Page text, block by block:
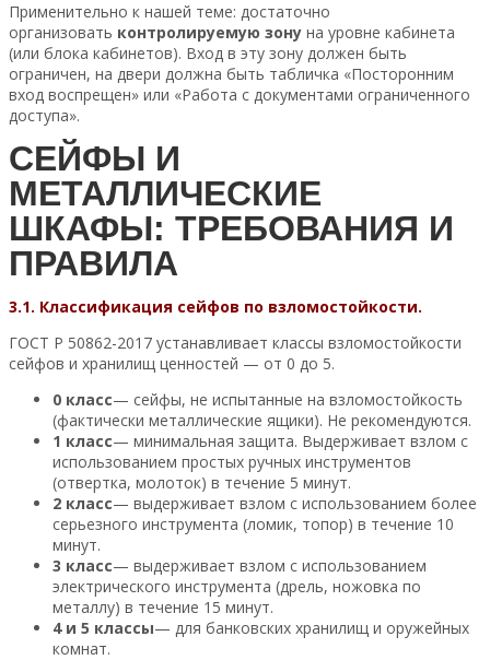
Применительно к нашей теме: достаточно
организовать контролируемую зону на уровне кабинета
(или блока кабинетов). Вход в эту зону должен быть
ограничен, на двери должна быть табличка «Посторонним
вход воспрещен» или «Работа с документами ограниченного
доступа».
СЕЙФЫ И
МЕТАЛЛИЧЕСКИЕ
ШКАФЫ: ТРЕБОВАНИЯ И
ПРАВИЛА
3.1. Классификация сейфов по взломостойкости.
ГОСТ Р 50862-2017 устанавливает классы взломостойкости
сейфов и хранилищ ценностей — от 0 до 5.
0 класс— сейфы, не испытанные на взломостойкость
(фактически металлические ящики). Не рекомендуются.
1 класс— минимальная защита. Выдерживает взлом с
использованием простых ручных инструментов
(отвертка, молоток) в течение 5 минут.
2 класс— выдерживает взлом с использованием более
серьезного инструмента (ломик, топор) в течение 10
минут.
3 класс— выдерживает взлом с использованием
электрического инструмента (дрель, ножовка по
металлу) в течение 15 минут.
4 и 5 классы— для банковских хранилищ и оружейных
комнат.